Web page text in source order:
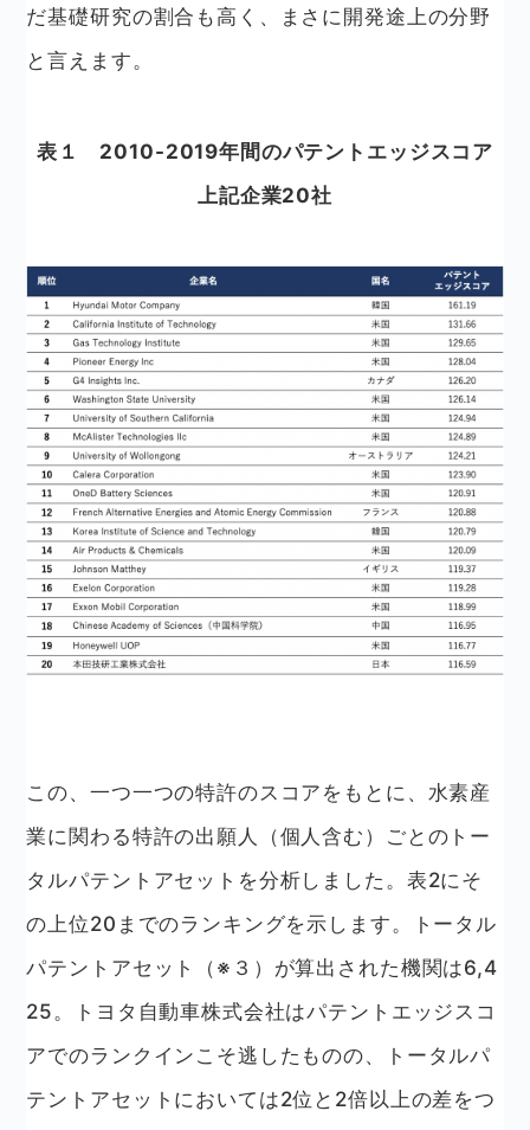
だ基礎研究の割合も高く、まさに開発途上の分野
と言えます。
表１ 2010-2019年間のパテントエッジスコア
上記企業20社
この、一つ一つの特許のスコアをもとに、水素産
業に関わる特許の出願人（個人含む）ごとのトー
タルパテントアセットを分析しました。表2にそ
の上位20までのランキングを示します。トータル
パテントアセット（※３）が算出された機関は6,4
25。トヨタ自動車株式会社はパテントエッジスコ
アでのランクインこそ逃したものの、トータルパ
テントアセットにおいては2位と2倍以上の差をつ